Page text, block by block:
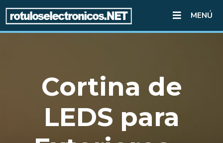
MENÚ
Cortina de
LEDS para